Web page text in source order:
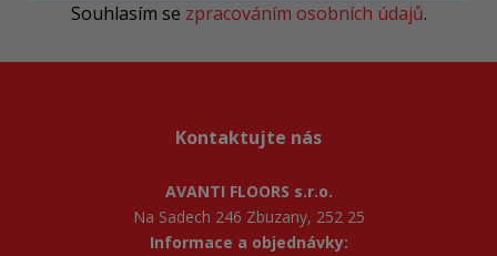
Souhlasím se zpracováním osobních údajů.
Kontaktujte nás
AVANTI FLOORS s.r.o.
Na Sadech 246 Zbuzany, 252 25
Informace a objednávky: